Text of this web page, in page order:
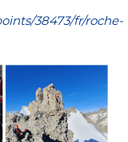
38473/fr/roche-